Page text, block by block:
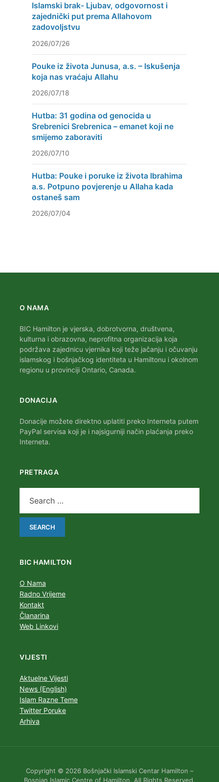
Islamski brak- Ljubav, odgovornost i
zajednički put prema Allahovom
zadovoljstvu
2026/07/26
Pouke iz života Junusa, a.s. – Iskušenja
koja nas vraćaju Allahu
2026/07/18
Hutba: 31 godina od genocida u
Srebrenici Srebrenica – emanet koji ne
smijemo zaboraviti
2026/07/10
Hutba: Pouke i poruke iz života Ibrahima
a.s. Potpuno povjerenje u Allaha kada
ostaneš sam
2026/07/04
O NAMA
BIC Hamilton je vjerska, dobrotvorna, društvena,
kulturna i obrazovna, neprofitna organizacija koja
podržava zajednicu vjernika koji teže jačanju i očuvanju
islamskog i bošnjačkog identiteta u Hamiltonu i okolnom
regionu u provinciji Ontario, Canada.
DONACIJA
Donacije možete direktno uplatiti preko Interneta putem
PayPal servisa koji je i najsigurniji način plaćanja preko
Interneta.
PRETRAGA
BIC HAMILTON
O Nama
Radno Vrijeme
Kontakt
Članarina
Web Linkovi
VIJESTI
Aktuelne Vijesti
News (English)
Islam Razne Teme
Twitter Poruke
Arhiva
Copyright © 2026 Bošnjački Islamski Centar Hamilton –
Bosnian Islamic Centre of Hamilton. All Rights Reserved.